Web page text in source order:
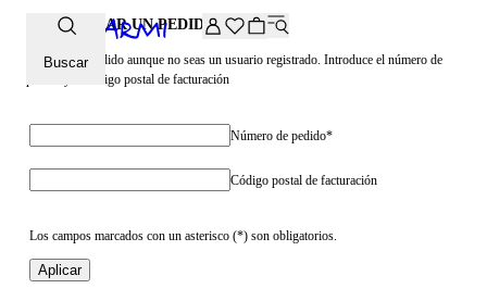
-20% extra en la selección Archive. Introduce el código
Buscar
COMPROBAR UN PEDIDO
Visualiza tu pedido aunque no seas un usuario registrado. Introduce el número de
pedido y el código postal de facturación
Número de pedido*
Código postal de facturación
Los campos marcados con un asterisco (*) son obligatorios.
Aplicar